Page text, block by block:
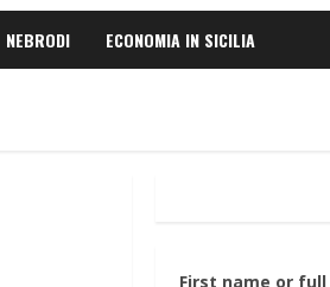
NEBRODI ECONOMIA IN SICILIA
First name or full